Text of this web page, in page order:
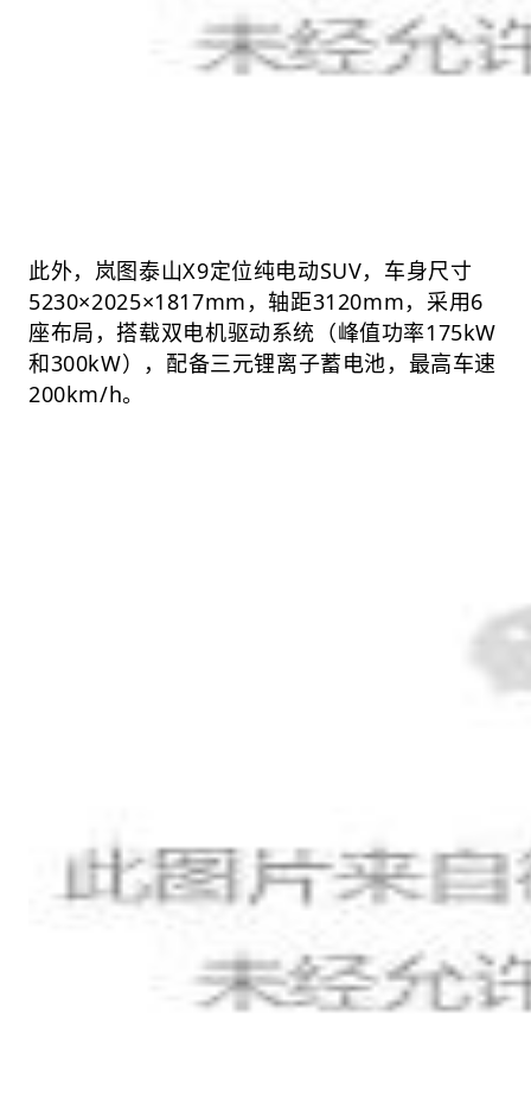
此外，岚图泰山X9定位纯电动SUV，车身尺寸
5230×2025×1817mm，轴距3120mm，采用6
座布局，搭载双电机驱动系统（峰值功率175kW
和300kW），配备三元锂离子蓄电池，最高车速
200km/h。